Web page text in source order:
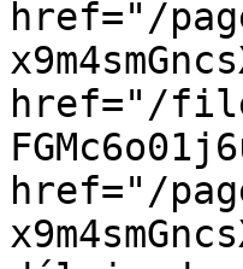
href="/
href="/
href="/